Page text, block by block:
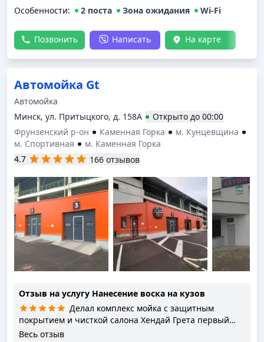
Особенности:
2 поста Зона ожидания Wi-Fi
Позвонить Написать На карте
Автомойка Gt
Автомойка
Минск, ул. Притыцкого, д. 158А
Открыто до 00:00
Фрунзенский р-он
Каменная Горка
м. Кунцевщина
м. Спортивная
м. Каменная Горка
4.7
166 отзывов
Отзыв на услугу Нанесение воска на кузов
Делал комплекс мойка с защитным
покрытием и чисткой салона Хендай Грета первый
раз. Хотел вчера, но не успевал, по телефону
Весь отзыв